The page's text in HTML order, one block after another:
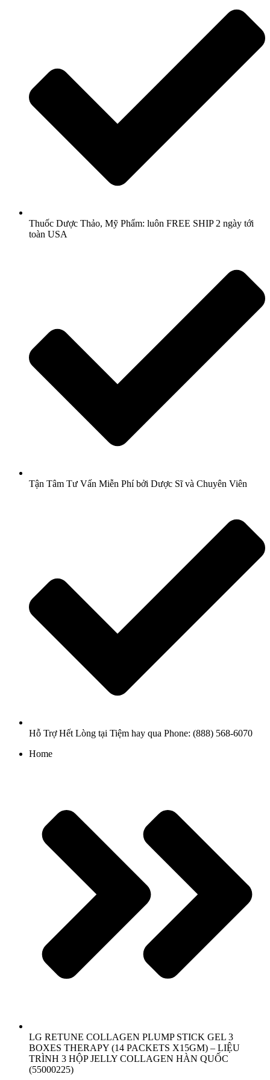
Thuốc Dược Thảo, Mỹ Phẩm: luôn FREE SHIP 2 ngày tới
toàn USA
Tận Tâm Tư Vấn Miễn Phí bởi Dược Sĩ và Chuyên Viên
Hỗ Trợ Hết Lòng tại Tiệm hay qua Phone: (888) 568-6070
Home
LG RETUNE COLLAGEN PLUMP STICK GEL 3
BOXES THERAPY (14 PACKETS X15GM) – LIỆU
TRÌNH 3 HỘP JELLY COLLAGEN HÀN QUỐC
(55000225)